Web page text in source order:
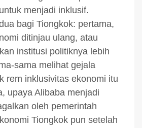
menjadi inklusif.
bagi Tiongkok: pertama,
ditinjau ulang, atau
institusi politiknya lebih
sama melihat gejala
rem inklusivitas ekonomi itu
upaya Alibaba menjadi
oleh pemerintah
Tiongkok pun setelah